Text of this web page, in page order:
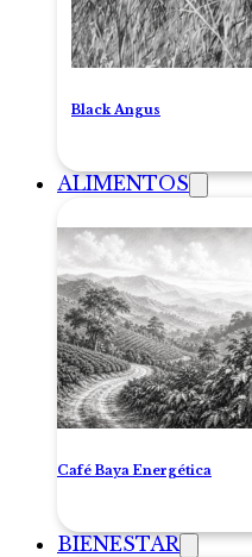
Black Angus
ALIMENTOS
Café Baya Energética
BIENESTAR